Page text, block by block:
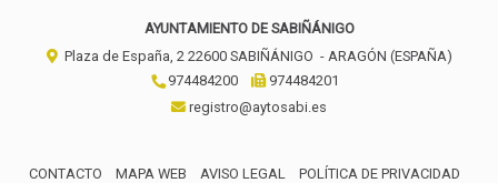
AYUNTAMIENTO DE SABIÑÁNIGO
Plaza de España, 2 22600 SABIÑÁNIGO - ARAGÓN (ESPAÑA)
974484200
974484201
registro@aytosabi.es
CONTACTO MAPA WEB AVISO LEGAL
POLÍTICA DE PRIVACIDAD